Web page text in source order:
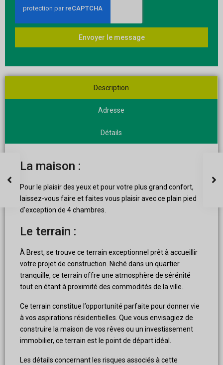
Envoyer le message
Description
Adresse
Détails
La maison :
Pour le plaisir des yeux et pour votre plus grand confort,
laissez-vous faire et faites vous plaisir avec ce plain pied
d’exception de 4 chambres.
Le terrain :
À Brest, se trouve ce terrain exceptionnel prêt à accueillir
votre projet de construction. Niché dans un quartier
tranquille, ce terrain offre une atmosphère de sérénité
tout en étant à proximité des commodités de la ville.
Ce terrain constitue l’opportunité parfaite pour donner vie
à vos aspirations résidentielles. Que vous envisagiez de
construire la maison de vos rêves ou un investissement
immobilier, ce terrain est le point de départ idéal.
Les détails concernant les risques associés à cette